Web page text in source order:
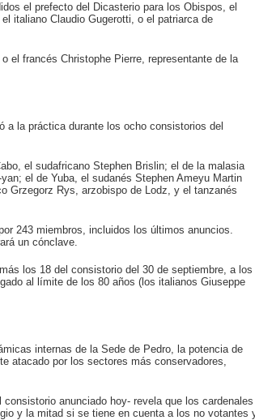
el prefecto del Dicasterio para los Obispos, el
italiano Claudio Gugerotti, o el patriarca de
el francés Christophe Pierre, representante de la
a la práctica durante los ocho consistorios del
el sudafricano Stephen Brislin; el de la malasia
el de Yuba, el sudanés Stephen Ameyu Martin
Grzegorz Rys, arzobispo de Lodz, y el tanzanés
243 miembros, incluidos los últimos anuncios.
un cónclave.
los 18 del consistorio del 30 de septiembre, a los
al límite de los 80 años (los italianos Giuseppe
internas de la Sede de Pedro, la potencia de
atacado por los sectores más conservadores,
anunciado hoy- revela que los cardenales
y la mitad si se tiene en cuenta a los no votantes